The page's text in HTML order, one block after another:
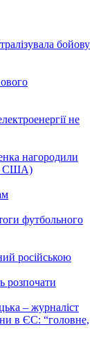
бойову
не
нагородили
США)
футбольного
російською
розпочати
– журналіст
в ЄС: “головне,